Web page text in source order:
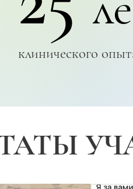
клинического